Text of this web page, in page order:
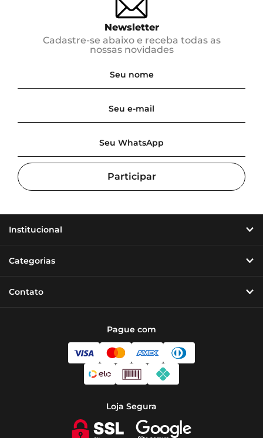
Newsletter
Cadastre-se abaixo e receba todas as
nossas novidades
Institucional
Categorias
Contato
Pague com
Loja Segura